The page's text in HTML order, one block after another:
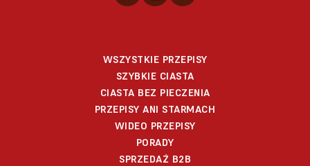
WSZYSTKIE PRZEPISY
SZYBKIE CIASTA
CIASTA BEZ PIECZENIA
PRZEPISY ANI STARMACH
WIDEO PRZEPISY
PORADY
SPRZEDAŻ B2B